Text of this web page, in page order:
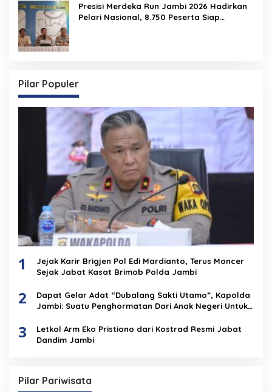
Presisi Merdeka Run Jambi 2026 Hadirkan
Pelari Nasional, 8.750 Peserta Siap
Pilar Populer
1
Jejak Karir Brigjen Pol Edi Mardianto, Terus Moncer
Sejak Jabat Kasat Brimob Polda Jambi
2
Dapat Gelar Adat “Dubalang Sakti Utamo”, Kapolda
Jambi: Suatu Penghormatan Dari Anak Negeri Untuk
3
Letkol Arm Eko Pristiono dari Kostrad Resmi Jabat
Dandim Jambi
Pilar Pariwisata